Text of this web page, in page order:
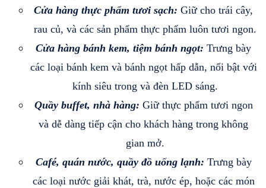
Cửa hàng thực phẩm tươi sạch: Giữ cho trái cây,
rau củ, và các sản phẩm thực phẩm luôn tươi ngon.
Cửa hàng bánh kem, tiệm bánh ngọt: Trưng bày
các loại bánh kem và bánh ngọt hấp dẫn, nổi bật với
kính siêu trong và đèn LED sáng.
Quầy buffet, nhà hàng: Giữ thực phẩm tươi ngon
và dễ dàng tiếp cận cho khách hàng trong không
gian mở.
Café, quán nước, quầy đồ uống lạnh: Trưng bày
các loại nước giải khát, trà, nước ép, hoặc các món